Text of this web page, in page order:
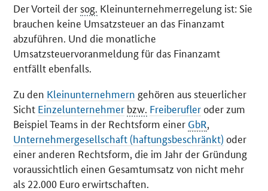
Der Vorteil der sog. Kleinunternehmerregelung ist: Sie
brauchen keine Umsatzsteuer an das Finanzamt
abzuführen. Und die monatliche
Umsatzsteuervoranmeldung für das Finanzamt
entfällt ebenfalls.
Zu den Kleinunternehmern gehören aus steuerlicher
Sicht Einzelunternehmer bzw. Freiberufleroder zum
Beispiel Teams in der Rechtsform einer GbR,
Unternehmergesellschaft (haftungsbeschränkt) oder
einer anderen Rechtsform, die im Jahr der Gründung
voraussichtlich einen Gesamtumsatz von nicht mehr
als 22.000 Euro erwirtschaften.